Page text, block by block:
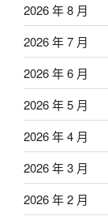
2026 年 8 月
2026 年 7 月
2026 年 6 月
2026 年 5 月
2026 年 4 月
2026 年 3 月
2026 年 2 月